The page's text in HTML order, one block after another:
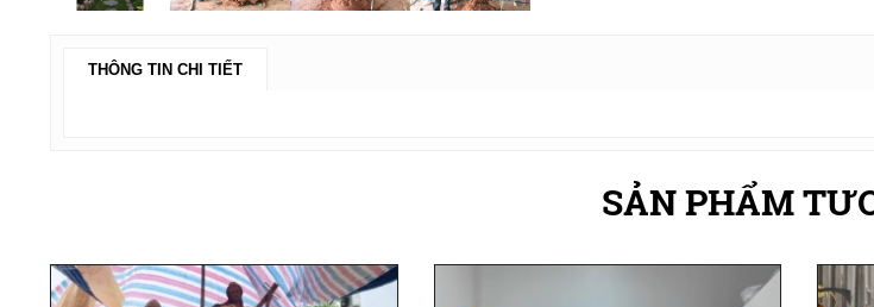
THÔNG TIN CHI TIẾT
SẢN PHẨM